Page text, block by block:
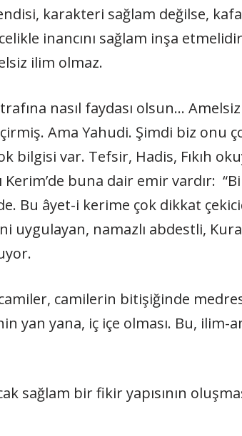
karakteri sağlam değilse, kafa
inancını sağlam inşa
ilim olmaz.
nasıl faydası olsun…
Ama Yahudi. Şimdi biz onu
bilgisi var. Tefsir, Hadis, Fıkıh
Kerim’de buna dair emir vardır:
Bu âyet-i kerime çok dikkat
namazlı abdestli,
camilerin bitişiğinde
yan yana, iç içe olması. Bu, ilim-
sağlam bir fikir yapısının